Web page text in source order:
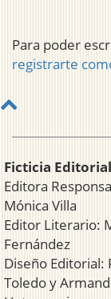
Para poder
registrarte
Ficticia
Editora
Mónica Villa
Editor Literario:
Fernández
Diseño Editorial:
Toledo y